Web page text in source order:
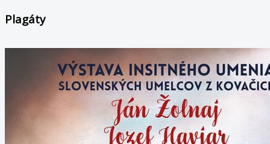
Plagáty